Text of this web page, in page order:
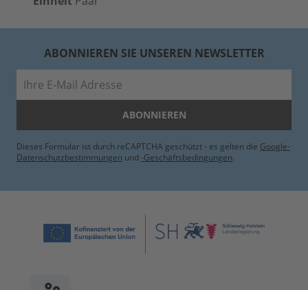
ABONNIEREN SIE UNSEREN NEWSLETTER
ABONNIEREN
Dieses Formular ist durch reCAPTCHA geschützt - es gelten die Google-
Datenschutzbestimmungen und -Geschäftsbedingungen.